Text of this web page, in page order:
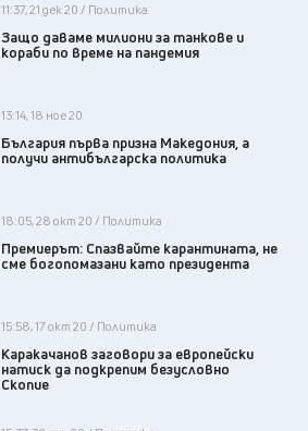
11:37, 21 дек 20 / Политика
Защо даваме милиони за танкове и
кораби по време на пандемия
13:14, 18 ное 20
България първа призна Македония, а
получи антибългарска политика
18:05, 28 окт 20 / Политика
Премиерът: Спазвайте карантината, не
сме богопомазани като президента
15:58, 17 окт 20 / Политика
Каракачанов заговори за европейски
натиск да подкрепим безусловно
Скопие